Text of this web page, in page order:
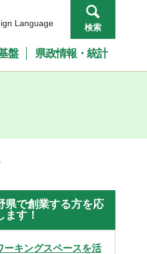
Language 検索
盤 県政情報・統計
県で創業する方を応
ます！
ーキングスペースを活